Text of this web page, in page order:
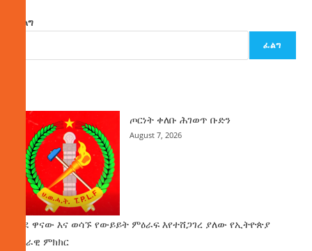
ፈልግ
ፈልግ
ጦርነት ቀለቡ ሕገወጥ ቡድን
August 7, 2026
ወደ ዋናው እና ወሳኙ የውይይት ምዕራፍ እየተሸጋገረ ያለው የኢትዮጵያ
ሀገራዊ ምክክር